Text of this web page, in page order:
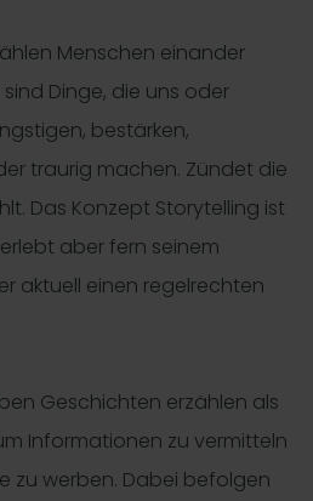
Menschen einander
Dinge, die uns oder
bestärken,
traurig machen. Zündet die
Das Konzept Storytelling ist
aber fern seinem
aktuell einen regelrechten
Geschichten erzählen als
Informationen zu vermitteln
zu werben. Dabei befolgen